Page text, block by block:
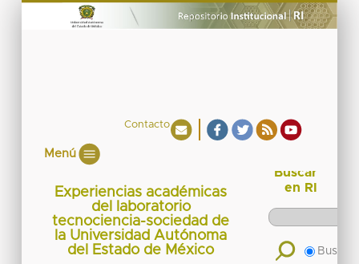
Contacto
Menú
Experiencias académicas
del laboratorio
tecnociencia-sociedad de
la Universidad Autónoma
del Estado de México
Buscar
en RI
Buscar